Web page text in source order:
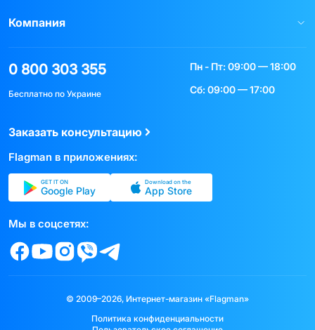
Компания
0 800 303 355
Бесплатно по Украине
Пн - Пт: 09:00 — 18:00
Сб: 09:00 — 17:00
Заказать консультацию
Flagman в приложениях:
GET IT ON
Google Play
Download on the
App Store
Мы в соцсетях:
© 2009–2026, Интернет-магазин «Flagman»
Политика конфиденциальности